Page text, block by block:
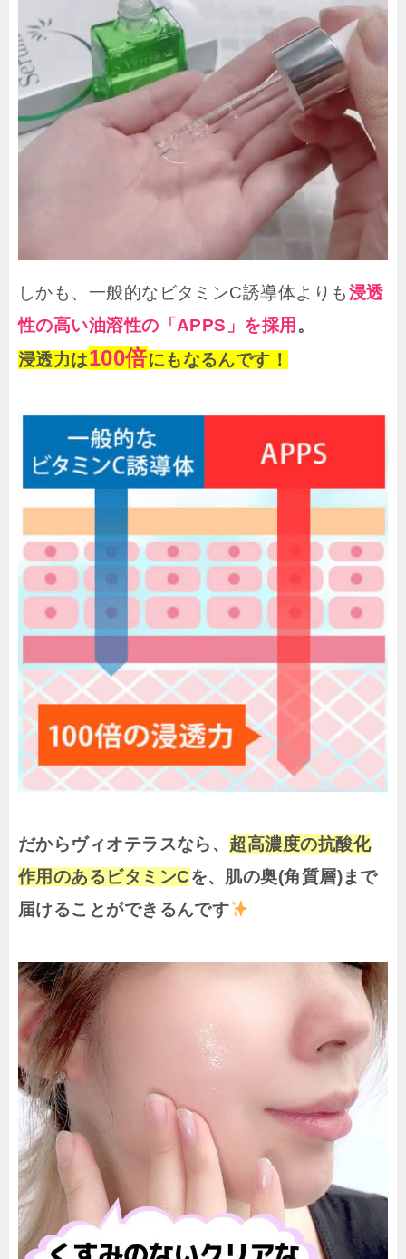
しかも、一般的なビタミンC誘導体よりも浸透
性の高い油溶性の「APPS」を採用 。
浸透力は100倍にもなるんです！
だからヴィオテラスなら、 超高濃度の抗酸化
作用のあるビタミンCを、肌の奥(角質層)まで
届けることができるんです